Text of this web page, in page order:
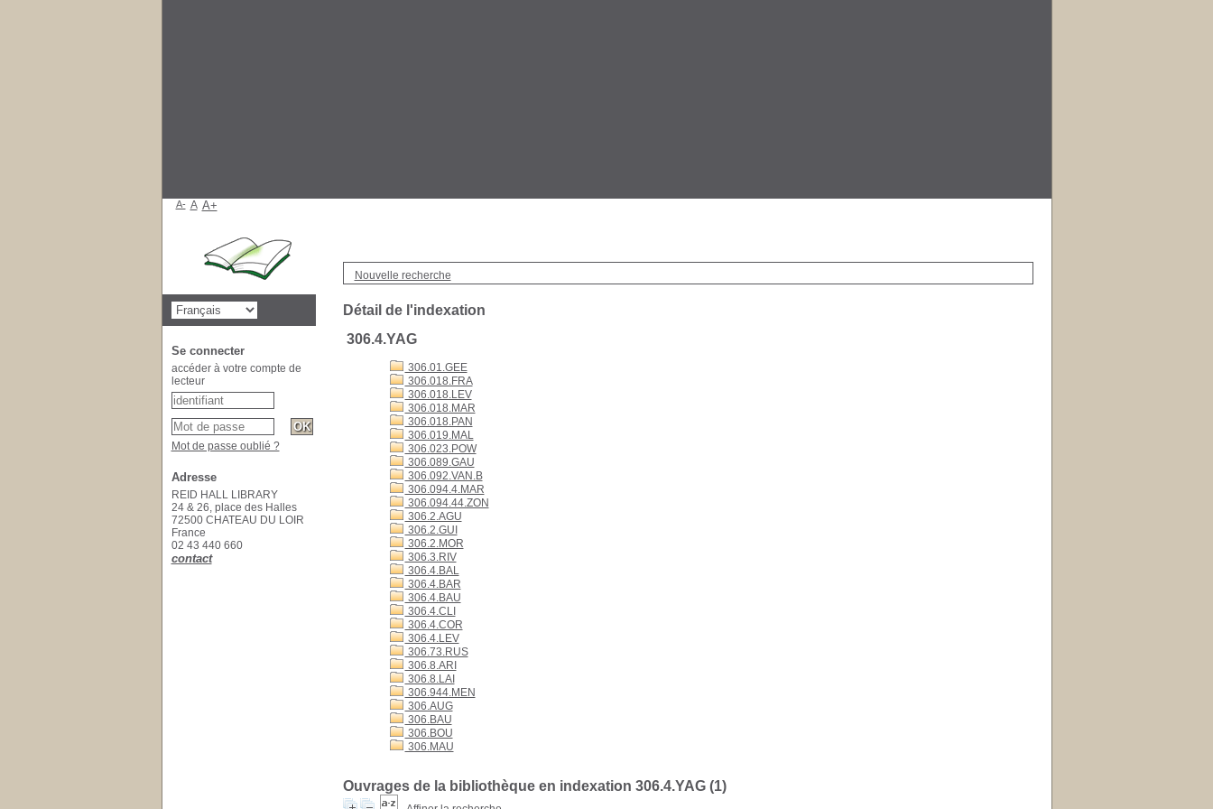
Nouvelle recherche
Détail de l'indexation
306.4.YAG
306.01.GEE
306.018.FRA
306.018.LEV
306.018.MAR
306.018.PAN
306.019.MAL
306.023.POW
306.089.GAU
306.092.VAN.B
306.094.4.MAR
306.094.44.ZON
306.2.AGU
306.2.GUI
306.2.MOR
306.3.RIV
306.4.BAL
306.4.BAR
306.4.BAU
306.4.CLI
306.4.COR
306.4.LEV
306.73.RUS
306.8.ARI
306.8.LAI
306.944.MEN
306.AUG
306.BAU
306.BOU
306.MAU
Ouvrages de la bibliothèque en indexation 306.4.YAG (1)
A- A A+
Se connecter
accéder à votre compte de
lecteur
Mot de passe oublié ?
Adresse
REID HALL LIBRARY
24 & 26, place des Halles
72500 CHATEAU DU LOIR
France
02 43 440 660
contact